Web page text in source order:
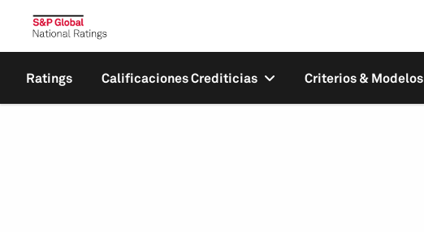
Ratings Calificaciones Crediticias Criterios & Modelos